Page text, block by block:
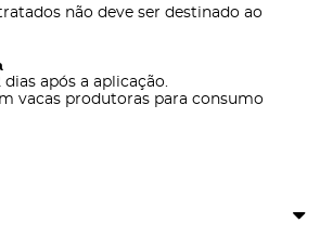
não deve ser destinado ao
após a aplicação.
vacas produtoras para consumo